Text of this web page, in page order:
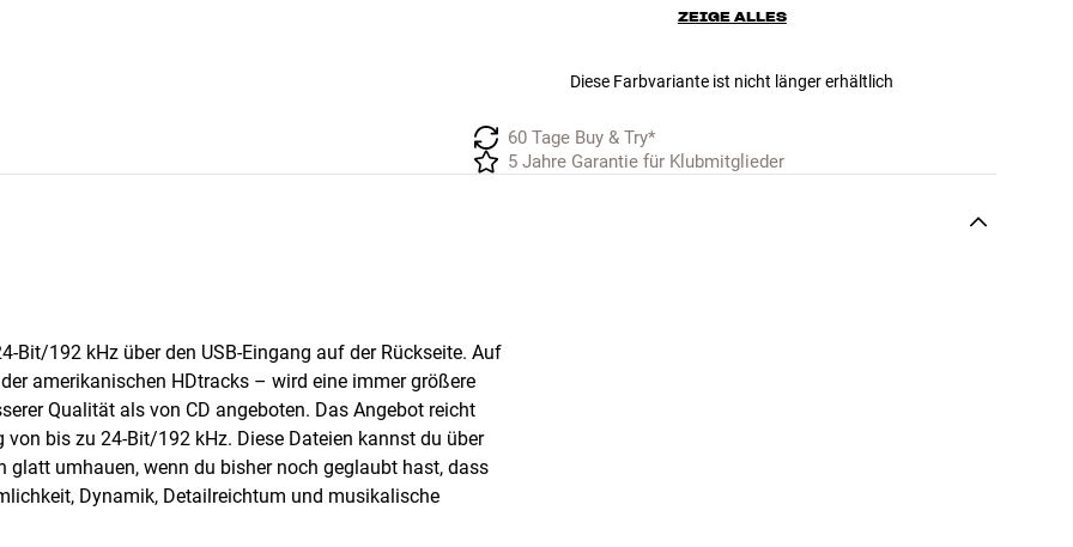
ZEIGE ALLES
Diese Farbvariante ist nicht länger erhältlich
60 Tage Buy & Try*
5 Jahre Garantie für Klubmitglieder
Bit/192 kHz über den USB-Eingang auf der Rückseite. Auf
amerikanischen HDtracks – wird eine immer größere
Qualität als von CD angeboten. Das Angebot reicht
bis zu 24-Bit/192 kHz. Diese Dateien kannst du über
umhauen, wenn du bisher noch geglaubt hast, dass
Dynamik, Detailreichtum und musikalische